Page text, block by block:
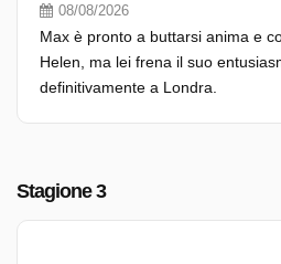
08/08/2026
Max è pronto a buttarsi anima e
Helen, ma lei frena il suo
definitivamente a Londra.
Stagione 3